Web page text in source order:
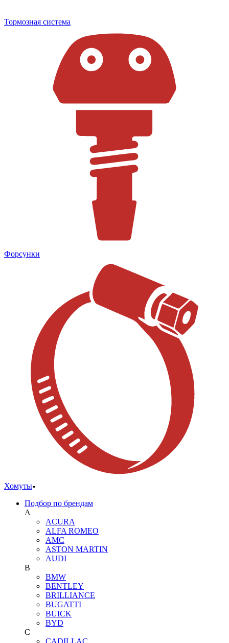
Тормозная система
Форсунки
Хомуты
Подбор по брендам
A
ACURA
ALFA ROMEO
AMC
ASTON MARTIN
AUDI
B
BMW
BENTLEY
BRILLIANCE
BUGATTI
BUICK
BYD
C
CADILLAC